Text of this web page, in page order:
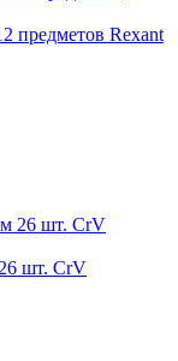
предметов Rexant
шт. CrV